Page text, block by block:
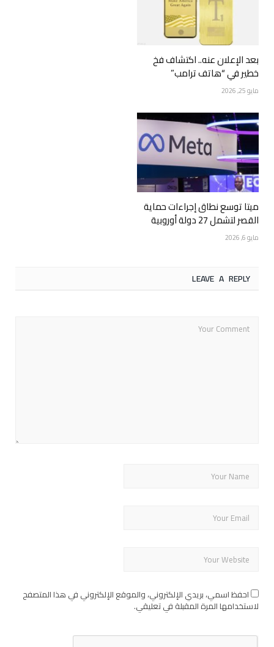
بعد الإعلان عنه.. اكتشاف فخ
خطير في “هاتف ترامب”
مايو 25, 2026
ميتا توسع نطاق إجراءات حماية
القصر لتشمل 27 دولة أوروبية
مايو 6, 2026
LEAVE A REPLY
احفظ اسمي، بريدي الإلكتروني، والموقع الإلكتروني في هذا المتصفح
لاستخدامها المرة المقبلة في تعليقي.